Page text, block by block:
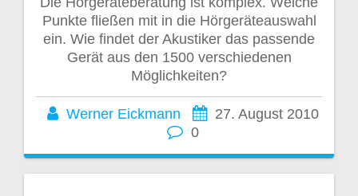
Punkte fließen mit in die Hörgeräteauswahl
ein. Wie findet der Akustiker das passende
Gerät aus den 1500 verschiedenen
Möglichkeiten?
Werner Eickmann
27. August 2010
0